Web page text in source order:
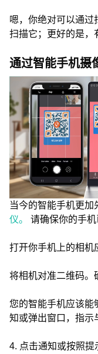
嗯，你绝对可以通过
扫描它；更好的是，
通过智能手机摄
当今的智能手机更加
仪。
请确保你的手机
打开你手机上的相机
将相机对准二维码。
您的智能手机应该能
知或弹出窗口，指示
4. 点击通知或按照提